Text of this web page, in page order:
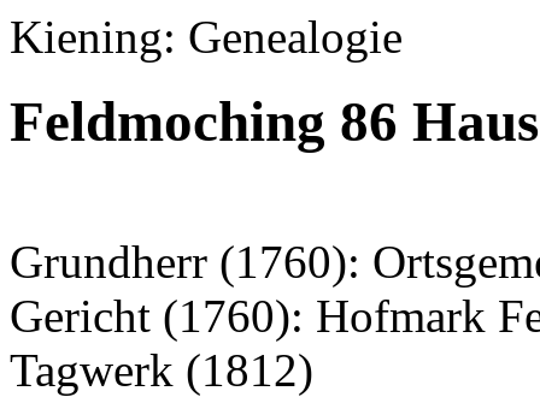
Kiening: Genealogie
Feldmoching 86
Grundherr (1760):
Gericht (1760): Hofmark
Tagwerk (1812)